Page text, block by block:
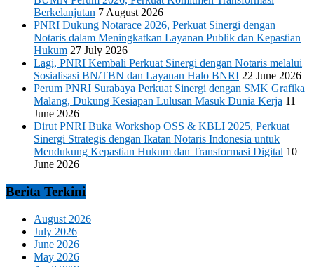
Berkelanjutan 7 August 2026
PNRI Dukung Notarace 2026, Perkuat Sinergi dengan
Notaris dalam Meningkatkan Layanan Publik dan Kepastian
Hukum 27 July 2026
Lagi, PNRI Kembali Perkuat Sinergi dengan Notaris melalui
Sosialisasi BN/TBN dan Layanan Halo BNRI 22 June 2026
Perum PNRI Surabaya Perkuat Sinergi dengan SMK Grafika
Malang, Dukung Kesiapan Lulusan Masuk Dunia Kerja 11
June 2026
Dirut PNRI Buka Workshop OSS & KBLI 2025, Perkuat
Sinergi Strategis dengan Ikatan Notaris Indonesia untuk
Mendukung Kepastian Hukum dan Transformasi Digital 10
June 2026
Berita Terkini
August 2026
July 2026
June 2026
May 2026